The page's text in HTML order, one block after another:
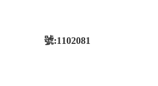
租用產品編號:1102081